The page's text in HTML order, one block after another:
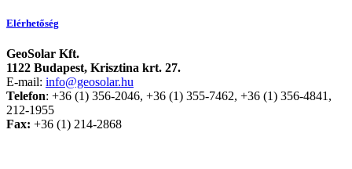
Elérhetőség
GeoSolar Kft.
1122 Budapest, Krisztina krt. 27.
E-mail: info@geosolar.hu
Telefon: +36 (1) 356-2046, +36 (1) 355-7462, +36 (1) 356-4841,
212-1955
Fax: +36 (1) 214-2868